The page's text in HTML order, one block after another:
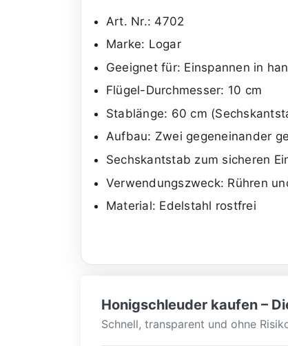
Art. Nr.: 4702
Marke: Logar
Geeignet für: Einspannen in
Flügel-Durchmesser: 10 cm
Stablänge: 60 cm
Aufbau: Zwei gegeneinander
Sechskantstab zum sicheren
Verwendungszweck: Rühren
Material: Edelstahl rostfrei
Honigschleuder kaufen –
Schnell, transparent und ohne